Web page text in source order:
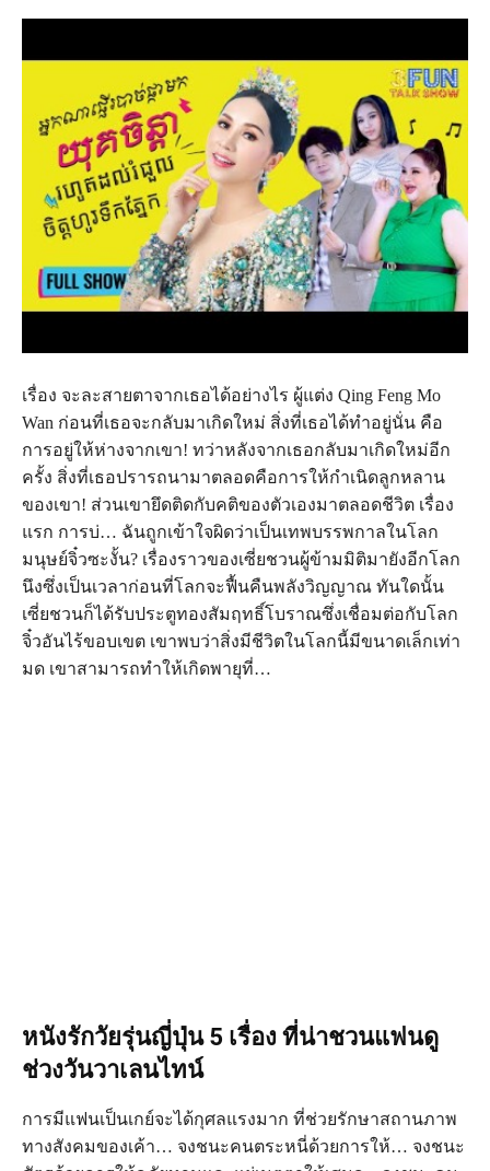
เรื่อง จะละสายตาจากเธอได้อย่างไร ผู้แต่ง Qing Feng Mo
Wan ก่อนที่เธอจะกลับมาเกิดใหม่ สิ่งที่เธอได้ทำอยู่นั่น คือ
การอยู่ให้ห่างจากเขา! ทว่าหลังจากเธอกลับมาเกิดใหม่อีก
ครั้ง สิ่งที่เธอปรารถนามาตลอดคือการให้กำเนิดลูกหลาน
ของเขา! ส่วนเขายึดติดกับคติของตัวเองมาตลอดชีวิต เรื่อง
แรก การบ่… ฉันถูกเข้าใจผิดว่าเป็นเทพบรรพกาลในโลก
มนุษย์จิ๋วซะงั้น? เรื่องราวของเซี่ยชวนผู้ข้ามมิติมายังอีกโลก
นึงซึ่งเป็นเวลาก่อนที่โลกจะฟื้นคืนพลังวิญญาณ ทันใดนั้น
เซี่ยชวนก็ได้รับประตูทองสัมฤทธิ์โบราณซึ่งเชื่อมต่อกับโลก
จิ๋วอันไร้ขอบเขต เขาพบว่าสิ่งมีชีวิตในโลกนี้มีขนาดเล็กเท่า
มด เขาสามารถทำให้เกิดพายุที่…
หนังรักวัยรุ่นญี่ปุ่น 5 เรื่อง ที่น่าชวนแฟนดู
ช่วงวันวาเลนไทน์
การมีแฟนเป็นเกย์จะได้กุศลแรงมาก ที่ช่วยรักษาสถานภาพ
ทางสังคมของเค้า… จงชนะคนตระหนี่ด้วยการให้… จงชนะ